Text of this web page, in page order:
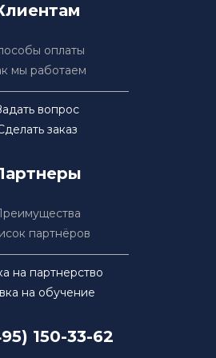
оплаты
мы работаем
вопрос
заказ
партнёров
на партнерство
на обучение
150-33-62